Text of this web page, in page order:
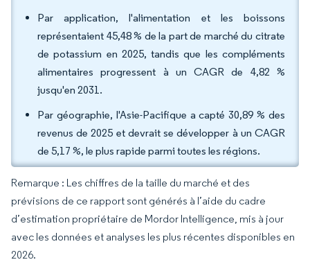
Par application, l'alimentation et les boissons
représentaient 45,48 % de la part de marché du citrate
de potassium en 2025, tandis que les compléments
alimentaires progressent à un CAGR de 4,82 %
jusqu'en 2031.
Par géographie, l'Asie-Pacifique a capté 30,89 % des
revenus de 2025 et devrait se développer à un CAGR
de 5,17 %, le plus rapide parmi toutes les régions.
Remarque : Les chiffres de la taille du marché et des
prévisions de ce rapport sont générés à l’aide du cadre
d’estimation propriétaire de Mordor Intelligence, mis à jour
avec les données et analyses les plus récentes disponibles en
2026.